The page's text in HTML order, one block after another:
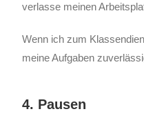
verlasse meinen
Wenn ich zum
meine Aufgaben
4. Pausen